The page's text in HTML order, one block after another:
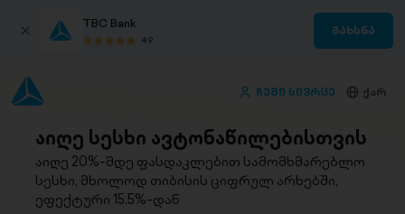
TBC Bank
4.9
გახსნა
ჩემი სივრცე ქარ
აიღე სესხი ავტონაწილებისთვის
აიღე 20%-მდე ფასდაკლებით სამომხმარებლო
სესხი, მხოლოდ თიბისის ციფრულ არხებში,
ეფექტური 15.5%-დან